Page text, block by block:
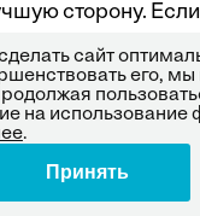
сторону. Если
работает на
— на водороде
воздух.
создает
цифровой —
ничего не
сайт
его,
на использование
.
Принять